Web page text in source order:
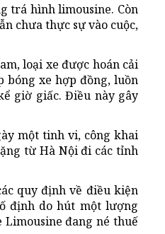
trá hình limousine. Còn
chưa thực sự vào cuộc,
loại xe được hoán cải
bóng xe hợp đồng, luồn
giờ giấc. Điều này gây
một tinh vi, công khai
từ Hà Nội đi các tỉnh
quy định về điều kiện
định do hút một lượng
Limousine đang né thuế